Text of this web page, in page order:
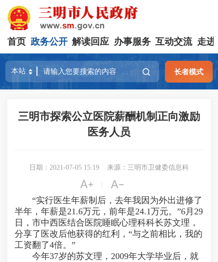
首页 政务公开 解读回应 办事服务 互动交流 走进
长者模式
三明市探索公立医院薪酬机制正向激励
医务人员
日期：2021-07-05 15:19 来源：三明市卫健委信息科
 
“实行医生年薪制后，去年我因为外出进修了
半年，年薪是21.6万元，前年是24.1万元。”6月29
日，市中西医结合医院睡眠心理科科长苏文理，
分享了医改后他获得的红利，“与之前相比，我的
工资翻了4倍。”
今年37岁的苏文理，2009年大学毕业后，就